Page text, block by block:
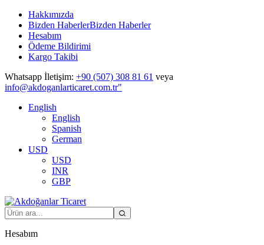
Hakkımızda
Bizden HaberlerBizden Haberler
Hesabım
Ödeme Bildirimi
Kargo Takibi
Whatsapp İletişim: +90 (507) 308 81 61 veya
info@akdoganlarticaret.com.tr"
English
English
Spanish
German
USD
USD
INR
GBP
Hesabım